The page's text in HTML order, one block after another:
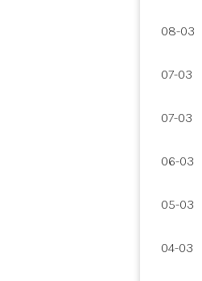
08-03
07-03
07-03
06-03
05-03
04-03